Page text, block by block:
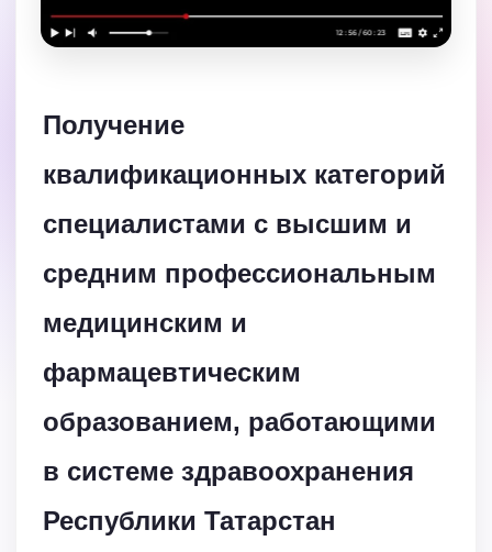
Получение
квалификационных категорий
специалистами с высшим и
средним профессиональным
медицинским и
фармацевтическим
образованием, работающими
в системе здравоохранения
Республики Татарстан